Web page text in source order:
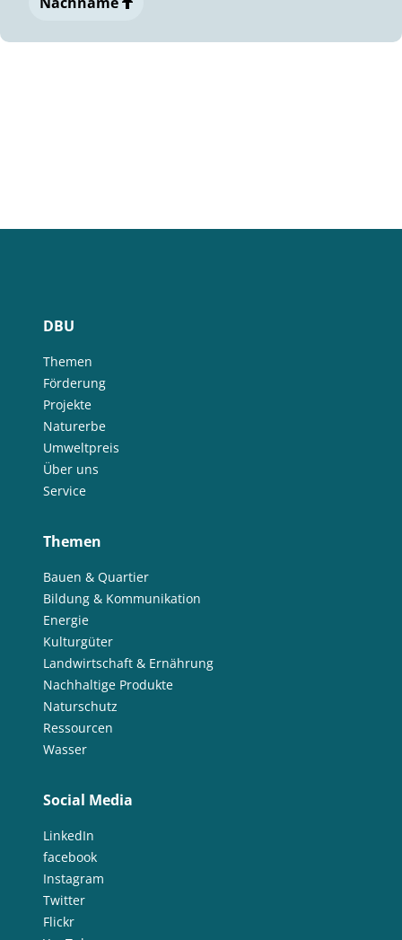
DBU
Themen
Förderung
Projekte
Naturerbe
Umweltpreis
Über uns
Service
Themen
Bauen & Quartier
Bildung & Kommunikation
Energie
Kulturgüter
Landwirtschaft & Ernährung
Nachhaltige Produkte
Naturschutz
Ressourcen
Wasser
Social Media
LinkedIn
facebook
Instagram
Twitter
Flickr